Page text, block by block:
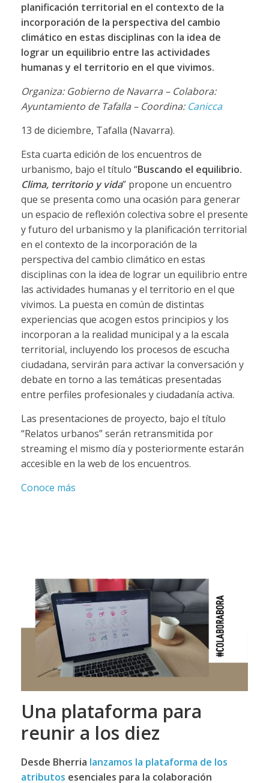
planificación territorial en el contexto de la
incorporación de la perspectiva del cambio
climático en estas disciplinas con la idea de
lograr un equilibrio entre las actividades
humanas y el territorio en el que vivimos.
Organiza: Gobierno de Navarra – Colabora:
Ayuntamiento de Tafalla – Coordina: Canicca
13 de diciembre, Tafalla (Navarra).
Esta cuarta edición de los encuentros de
urbanismo, bajo el título “Buscando el equilibrio.
Clima, territorio y vida” propone un encuentro
que se presenta como una ocasión para generar
un espacio de reflexión colectiva sobre el presente
y futuro del urbanismo y la planificación territorial
en el contexto de la incorporación de la
perspectiva del cambio climático en estas
disciplinas con la idea de lograr un equilibrio entre
las actividades humanas y el territorio en el que
vivimos. La puesta en común de distintas
experiencias que acogen estos principios y los
incorporan a la realidad municipal y a la escala
territorial, incluyendo los procesos de escucha
ciudadana, servirán para activar la conversación y
debate en torno a las temáticas presentadas
entre perfiles profesionales y ciudadanía activa.
Las presentaciones de proyecto, bajo el título
“Relatos urbanos” serán retransmitida por
streaming el mismo día y posteriormente estarán
accesible en la web de los encuentros.
Conoce más
Una plataforma para
reunir a los diez
Desde Bherria lanzamos la plataforma de los
atributos esenciales para la colaboración